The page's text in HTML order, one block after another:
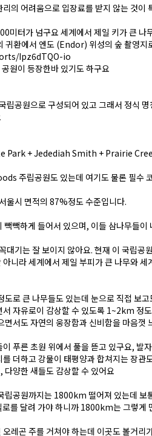
의 어려움으로 입장료를 받지 않는 것이
미터가 넘구요 세계에서 제일 키가 큰 나
귀환에서 엔도 (Endor) 위성의 숲 촬영지
Ipz6dTQO-io
원이 등장한바 있기도 하구요
립공원으로 구성되어 있고 그래서 정식
Park + Jedediah Smith + Prairie
주립공원도 있는데 여기도 물론 필수
울시 면적의 87%정도 수준입니다.
빽하게 들어서 있으며, 이들 삼나무들이
대기는 잘 보이지 않아요. 현재 이 국립공
니라 세계에서 제일 부피가 큰 나무와 세
로 큰 나무들도 있는데 눈으로 직접 보
자유로이 감상할 수 있도록 1~2km 정
면서도 자연의 웅장함과 신비함을 마음껏
푸른 초원 위에서 풀을 뜯고 있구요, 발
더하고 강물이 태평양과 합쳐지는 장관
다양한 새들도 감상할 수 있어요
립공원까지는 1800km 떨어져 있는데 보
를 달려 가야 하니까 1800km는 그렇게
레곤 주를 거쳐야 하는데 이곳도 볼거리